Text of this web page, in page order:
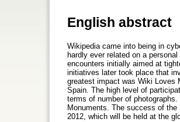
English abstract
Wikipedia came into being in
hardly ever related on a
encounters initially aimed at
initiatives later took place that
greatest impact was Wiki Loves
Spain. The high level of
terms of number of
Monuments. The success of
2012, which will be held at the